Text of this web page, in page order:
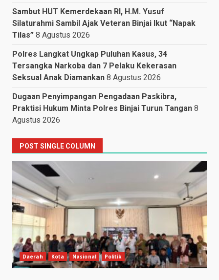
Sambut HUT Kemerdekaan RI, H.M. Yusuf
Silaturahmi Sambil Ajak Veteran Binjai Ikut “Napak
Tilas” 8 Agustus 2026
Polres Langkat Ungkap Puluhan Kasus, 34
Tersangka Narkoba dan 7 Pelaku Kekerasan
Seksual Anak Diamankan 8 Agustus 2026
Dugaan Penyimpangan Pengadaan Paskibra,
Praktisi Hukum Minta Polres Binjai Turun Tangan 8
Agustus 2026
POST SINGLE COLUMN
Daerah Kota Nasional Politik